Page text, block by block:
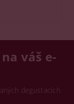
váš e-
degustacích.